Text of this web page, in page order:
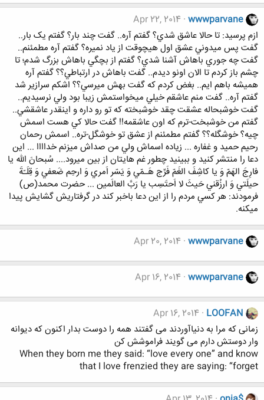
wwwparvane
Apr 22, 2014
ازم پرسيد: تا حالا عاشق شدي؟ گفتم آره.. گفت چند بار؟ گفتم يک بار..
گفت پس ميدوني عشق اول هيچوقت از ياد نميره؟ گفتم آره مطمئنم..
گفت چه جوري باهاش آشنا شدي؟ گفتم از بچگي باهاش بزرگ شدم؛ تا
چشم باز کردم تا الان اونو ديدم.. گفت باهاش در ارتباطي؟؟ گفتم آره
هميشه باهم ايم.. بغض کردم که گفت بهش ميرسي؟؟ اشکم سرازير شد
گفتم آره.. گفت منم عاشقم خيلي ميخواستمش زيبا بود ولي نرسيديم..
گفت خوشبحاله عشقت چقد خوشبخته که تو رو داره و اينقدر عاشقشي..
گفتم من خوشبخت-ترم که اون عاشقمه!! گفت حالا کي هست اسمش
چيه؟ خوشگله؟؟ گفتم مطمئنم از عشق تو خوشگل-تره.. اسمش رحمان
رحيم حميد و غفاره ... زياده اسماش ولي من صداش ميزنم خداااا ... اين
دعا را منتشر کنيد و ببينيد چطور غم هايتان از بين ميرود.... سُبحانَ الله يا
فارِجَ الهَمّ وَ يا کاشِفَ الغَمّ فَرِّج هَـمّي وَ يَسّر اَمري وَ ارحِم ضَعفي وَ قِلَـّةَ
حيلَتي وَ ارزُقني حَيثَ لا اَحتَسِب يا رَبَّ العالَمين ... حضرت محمد(ص)
فرمودند: هر کسي مردم را از اين دعا باخبر کند در گرفتاريش گشايش پيدا
میکنه.
wwwparvane
Apr 20, 2014
wwwparvane
Apr 16, 2014
LOOFAN
Apr 16, 2014
زمانی که مرا به دنیاآوردند می گفتند همه را دوست بدار اکنون که دیوانه
وار دوستش دارم می گویند فراموشش کن
When they born me they said: “love every one” and know
that I love frenzied they are saying: “forget